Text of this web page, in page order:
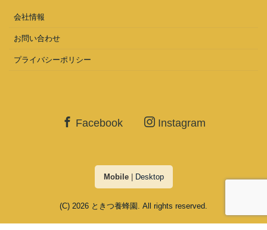
会社情報
お問い合わせ
プライバシーポリシー
Facebook Instagram
Mobile| Desktop
(C) 2026 ときつ養蜂園 . All rights reserved.